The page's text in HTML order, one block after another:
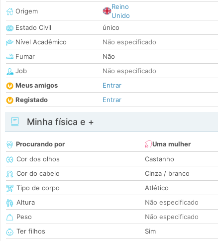
Origem
Reino
Unido
Estado Civil
único
Nível Acadêmico
Não especificado
Fumar
Não
Job
Não especificado
Meus amigos
Entrar
Registado
Entrar
Minha física e +
Procurando por
Uma mulher
Cor dos olhos
Castanho
Cor do cabelo
Cinza / branco
Tipo de corpo
Atlético
Altura
Não especificado
Peso
Não especificado
Ter filhos
Sim